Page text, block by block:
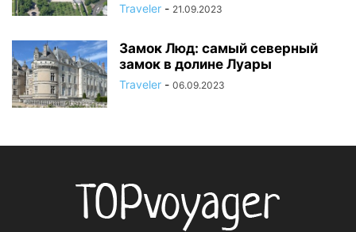
Traveler - 21.09.2023
Замок Люд: самый северный
замок в долине Луары
Traveler - 06.09.2023